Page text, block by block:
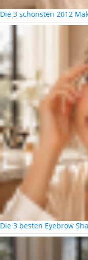
Die 3 schönsten 2012
Die 3 besten Eyebrow